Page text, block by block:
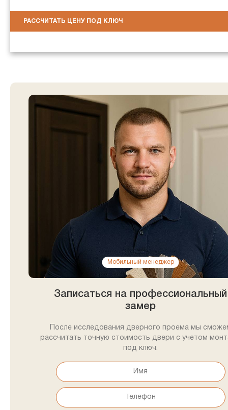
РАССЧИТАТЬ ЦЕНУ ПОД КЛЮЧ
Мобильный менеджер
Записаться на профессиональный
замер
После исследования дверного проема мы
рассчитать точную стоимость двери с учетом
под ключ.